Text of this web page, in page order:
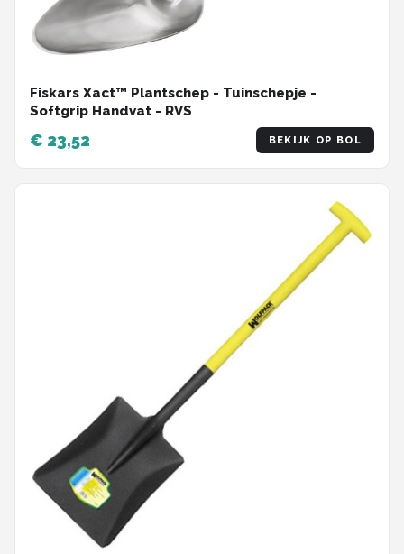
Fiskars Xact™ Plantschep - Tuinschepje -
Softgrip Handvat - RVS
€ 23,52 BEKIJK OP BOL